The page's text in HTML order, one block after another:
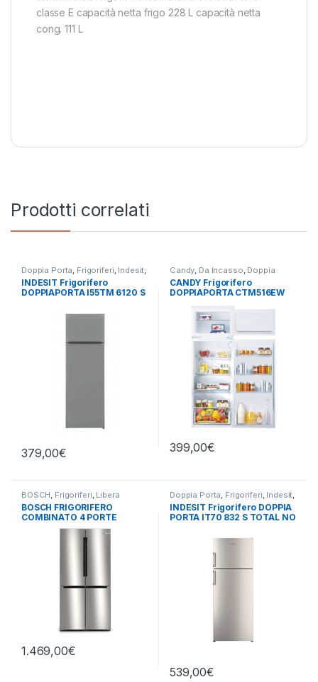
classe E capacità netta frigo 228 L capacità netta
cong. 111 L
Prodotti correlati
Doppia Porta Frigoriferi Indesit
Libera Installazione
INDESIT Frigorifero
DOPPIAPORTA I55TM 6120 S
379,00€
Candy Da Incasso Doppia
Porta,Frigoriferi
CANDY Frigorifero
DOPPIAPORTA CTM516EW
399,00€
BOSCH Frigoriferi Libera
Installazione, Side by Side 4
Porte
BOSCH FRIGORIFERO
COMBINATO 4 PORTE
KFN96VPEA – TOTAL NO
1.469,00€
Doppia Porta Frigoriferi Indesit
Libera Installazione
INDESIT Frigorifero DOPPIA
PORTA IT70 832 S TOTAL NO
539,00€